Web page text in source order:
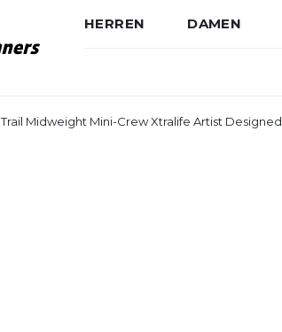
HERREN DAMEN
Trail Midweight Mini-Crew Xtralife Artist Designed